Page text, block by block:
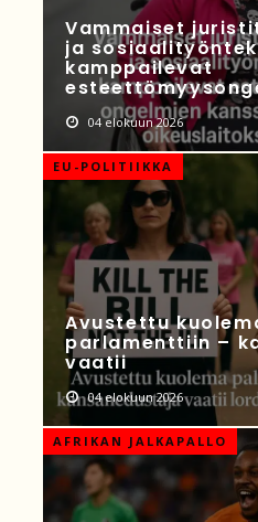
Vammaiset
ja
kamppailevat
04 elokuun 2026
EU-POLITIIKKA
Avustettu
parlamenttiin –
vaatii
04 elokuun 2026
AFRIKAN JALKAPALLO